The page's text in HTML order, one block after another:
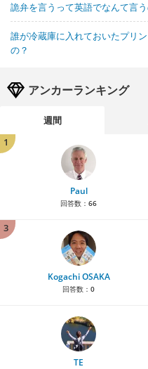
詭弁を言うって英語でなんて言う
誰が冷蔵庫に入れておいたプリ
の？
アンカーランキング
週間
1
Paul
回答数： 66
3
Kogachi OSAKA
回答数： 0
TE